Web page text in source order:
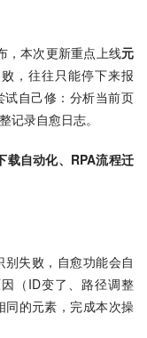
，本次更新重点上线元
，往往只能停下来报
试自己修：分析当前页
记录自愈日志。
载自动化、RPA流程迁
失败，自愈功能会自
（ID变了、路径调整
同的元素，完成本次操